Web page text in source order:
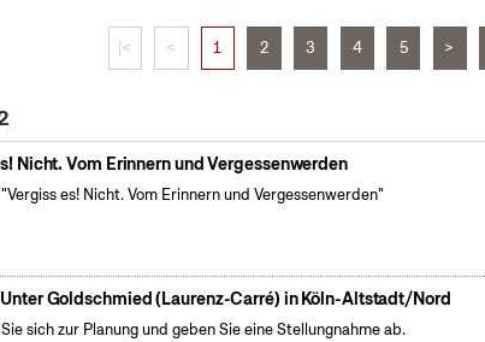
|< < 1 2 3 4 5 >
Nicht. Vom Erinnern und Vergessenwerden
es! Nicht. Vom Erinnern und Vergessenwerden"
Goldschmied (Laurenz-Carré) in Köln-Altstadt/Nord
sich zur Planung und geben Sie eine Stellungnahme ab.